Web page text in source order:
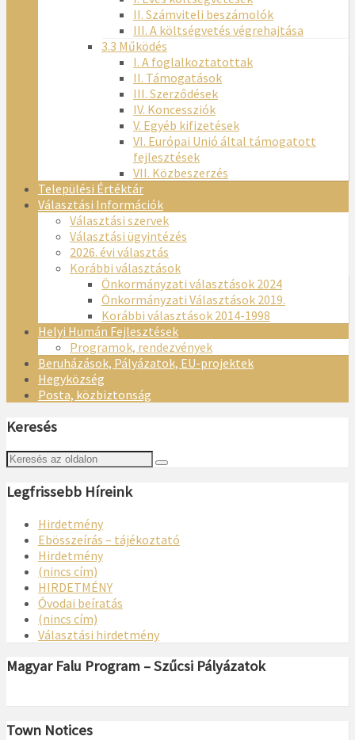
II. Számviteli beszámolók
III. A költségvetés végrehajtása
3.3 Működés
I. A foglalkoztatottak
II. Támogatások
III. Szerződések
IV. Koncessziók
V. Egyéb kifizetések
VI. Európai Unió által támogatott
fejlesztések
VII. Közbeszerzés
Települési Értéktár
Választási Információk
Választási szervek
Választási ügyintézés
2026. évi választás
Korábbi választások
Önkormányzati választások 2024
Önkormányzati Választások 2019.
Korábbi választások 2014-1998
Helyi Humán Fejlesztések
Programok, rendezvények
Beruházások, Pályázatok, EU-projektek
Hegyközség
Posta, közbiztonság
Keresés
Legfrissebb Híreink
Hirdetmény
Ebösszeírás – tájékoztató
Hirdetmény
(nincs cím)
HIRDETMÉNY
Óvodai beíratás
(nincs cím)
Választási hirdetmény
Magyar Falu Program – Szűcsi Pályázatok
Town Notices